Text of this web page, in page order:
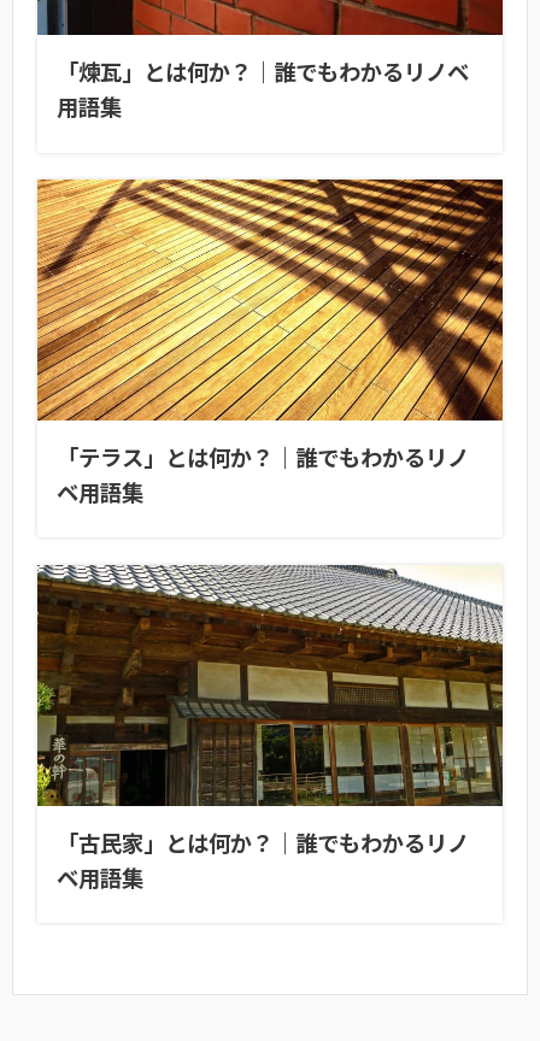
「煉瓦」とは何か？｜誰でもわかるリノベ
用語集
「テラス」とは何か？｜誰でもわかるリノ
ベ用語集
「古民家」とは何か？｜誰でもわかるリノ
ベ用語集